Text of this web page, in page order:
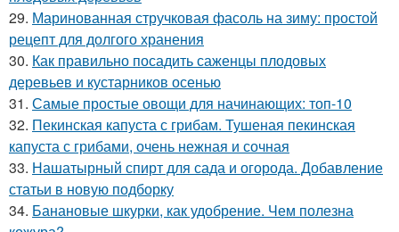
29. Маринованная стручковая фасоль на зиму: простой
рецепт для долгого хранения
30. Как правильно посадить саженцы плодовых
деревьев и кустарников осенью
31. Самые простые овощи для начинающих: топ-10
32. Пекинская капуста с грибам. Тушеная пекинская
капуста с грибами, очень нежная и сочная
33. Нашатырный спирт для сада и огорода. Добавление
статьи в новую подборку
34. Банановые шкурки, как удобрение. Чем полезна